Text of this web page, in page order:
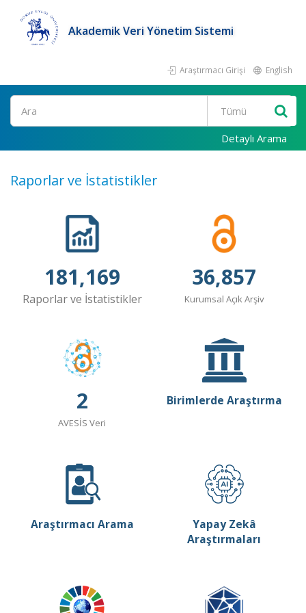
Akademik Veri Yönetim Sistemi
Araştırmacı Girişi English
Ara
Detaylı Arama
Raporlar ve İstatistikler
181,169
Raporlar ve İstatistikler
36,857
Kurumsal Açık Arşiv
2
AVESİS Veri
Birimlerde Araştırma
Araştırmacı Arama
Yapay Zekâ
Araştırmaları